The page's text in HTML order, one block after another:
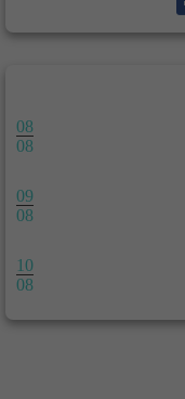
08
08
09
08
10
08